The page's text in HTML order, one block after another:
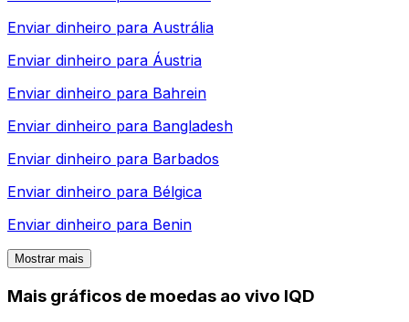
Enviar dinheiro para Austrália
Enviar dinheiro para Áustria
Enviar dinheiro para Bahrein
Enviar dinheiro para Bangladesh
Enviar dinheiro para Barbados
Enviar dinheiro para Bélgica
Enviar dinheiro para Benin
Mostrar mais
Mais gráficos de moedas ao vivo IQD